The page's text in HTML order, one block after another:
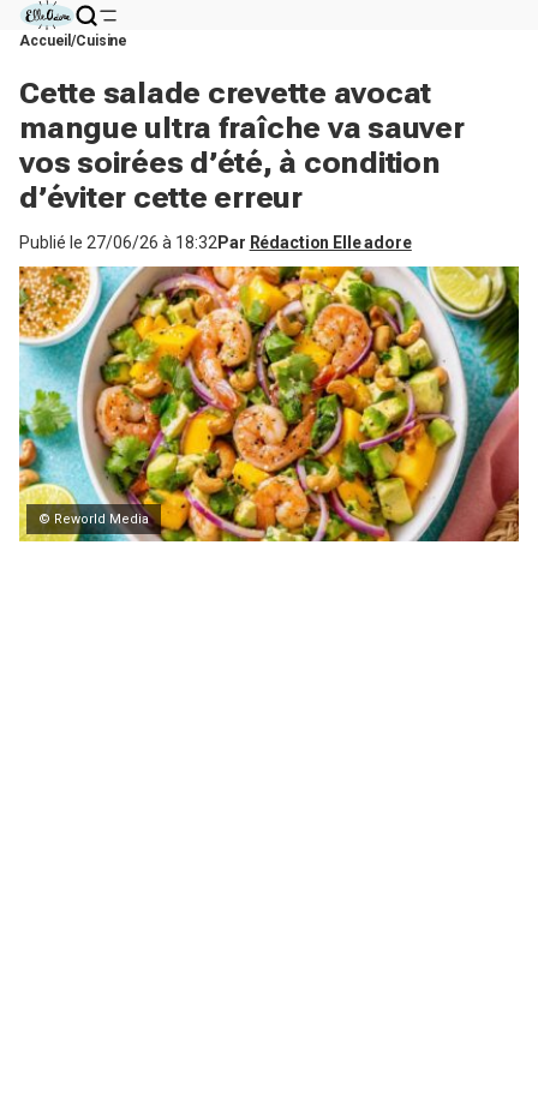
Accueil Cuisine
Cette salade crevette avocat
mangue ultra fraîche va sauver
vos soirées d’été, à condition
d’éviter cette erreur
Publié le 27/06/26 à 18:32 Par Rédaction Elle adore
© Reworld Media